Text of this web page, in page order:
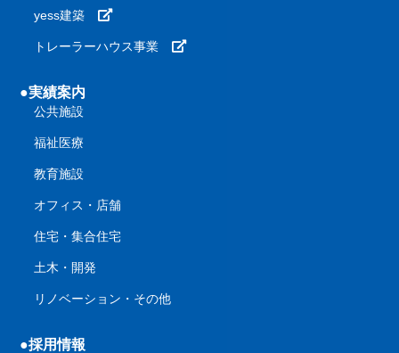
yess建築
トレーラーハウス事業
●実績案内
公共施設
福祉医療
教育施設
オフィス・店舗
住宅・集合住宅
土木・開発
リノベーション・その他
●採用情報